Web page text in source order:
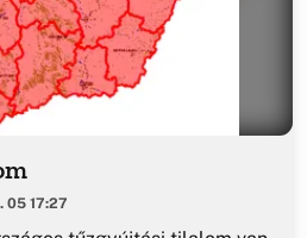
05 17:27